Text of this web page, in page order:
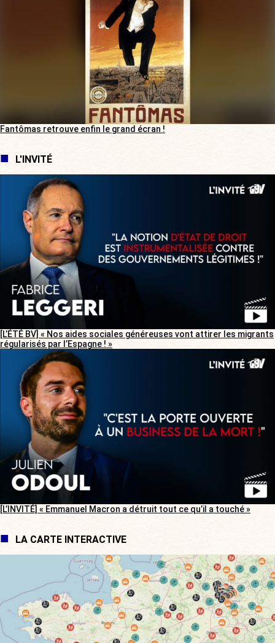
Fantômas retrouve enfin le grand écran !
L'INVITÉ
[L’ÉTÉ BV] « Nos aides sociales généreuses vont attirer les migrants
régularisés par l’Espagne ! »
[L’INVITÉ] « Emmanuel Macron a détruit tout ce qu’il a touché »
LA CARTE INTERACTIVE